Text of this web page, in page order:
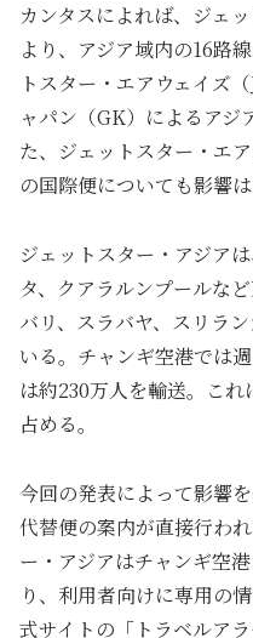
カンタスによれば、ジェ
より、アジア域内の16路
トスター・エアウェイズ
ャパン（GK）によるアジ
た、ジェットスター・エ
の国際便についても影響は
ジェットスター・アジア
タ、クアラルンプールな
バリ、スラバヤ、スリラ
いる。チャンギ空港では
は約230万人を輸送。こ
占める。
今回の発表によって影響
代替便の案内が直接行わ
ー・アジアはチャンギ空
り、利用者向けに専用の
式サイトの「トラベルア